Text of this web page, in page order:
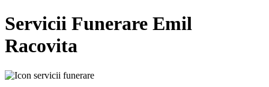
Servicii Funerare Emil
Racovita